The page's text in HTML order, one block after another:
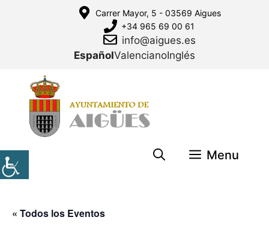
Carrer Mayor, 5 - 03569 Aigues
+34 965 69 00 61
info@aigues.es
EspañolValencianoInglés
Menu
« Todos los Eventos